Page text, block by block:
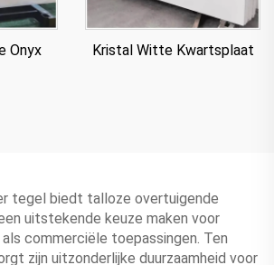
Onyx
Kristal Witte Kwartsplaat
tegel biedt talloze overtuigende
uitstekende keuze maken voor
commerciële toepassingen. Ten
zijn uitzonderlijke duurzaamheid voor